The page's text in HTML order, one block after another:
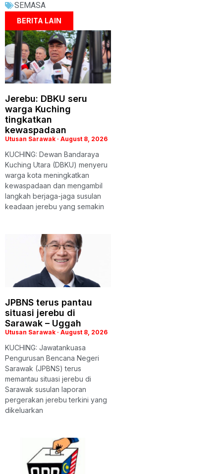
SEMASA
BERITA LAIN
Jerebu: DBKU seru
warga Kuching
tingkatkan
kewaspadaan
Utusan Sarawak August 8, 2026
KUCHING: Dewan Bandaraya
Kuching Utara (DBKU) menyeru
warga kota meningkatkan
kewaspadaan dan mengambil
langkah berjaga-jaga susulan
keadaan jerebu yang semakin
JPBNS terus pantau
situasi jerebu di
Sarawak – Uggah
Utusan Sarawak August 8, 2026
KUCHING: Jawatankuasa
Pengurusan Bencana Negeri
Sarawak (JPBNS) terus
memantau situasi jerebu di
Sarawak susulan laporan
pergerakan jerebu terkini yang
dikeluarkan